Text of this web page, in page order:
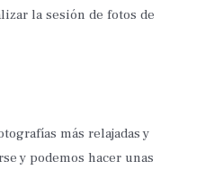
la sesión de fotos de
más relajadas y
y podemos hacer unas